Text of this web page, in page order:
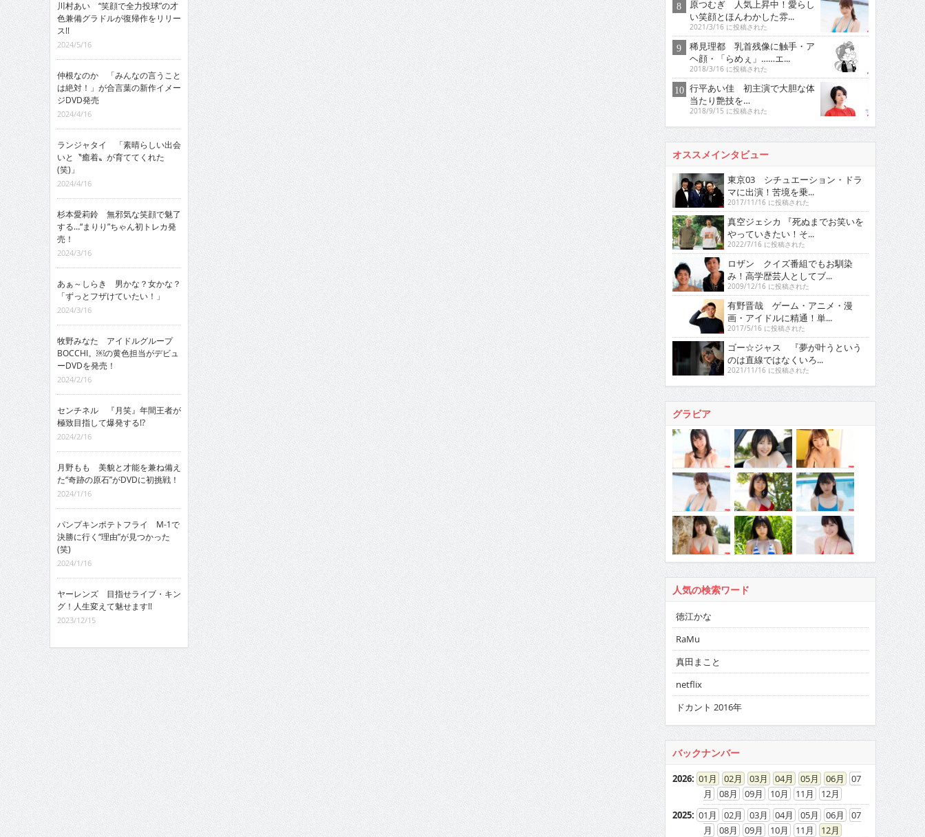
川村あい “笑顔で全力投球”の才
色兼備グラドルが復帰作をリリー
ス!!
2024/5/16
仲根なのか 「みんなの言うこと
は絶対！」が合言葉の新作イメー
ジDVD発売
2024/4/16
ランジャタイ 「素晴らしい出会
いと〝癒着〟が育ててくれた
(笑)」
2024/4/16
杉本愛莉鈴 無邪気な笑顔で魅了
する…“まりり”ちゃん初トレカ発
売！
2024/3/16
あぁ～しらき 男かな？女かな？
「ずっとフザけていたい！」
2024/3/16
牧野みなた アイドルグループ
BOCCHI。￼の黄色担当がデビュ
ーDVDを発売！
2024/2/16
センチネル 『月笑』年間王者が
極致目指して爆発する!?
2024/2/16
月野もも 美貌と才能を兼ね備え
た“奇跡の原石”がDVDに初挑戦！
2024/1/16
パンプキンポテトフライ M-1で
決勝に行く“理由”が見つかった
(笑)
2024/1/16
ヤーレンズ 目指せライブ・キン
グ！人生変えて魅せます!!
2023/12/15
原つむぎ 人気上昇中！愛らし
い笑顔とほんわかした雰...
2021/3/16 に投稿された
稀見理都 乳首残像に触手・ア
ヘ顔・「らめぇ」……エ...
2018/3/16 に投稿された
行平あい佳 初主演で大胆な体
当たり艶技を…
2018/9/15 に投稿された
オススメインタビュー
東京03 シチュエーション・ドラ
マに出演！苦境を乗...
2017/11/16 に投稿された
真空ジェシカ 『死ぬまでお笑いを
やっていきたい！そ...
2022/7/16 に投稿された
ロザン クイズ番組でもお馴染
み！高学歴芸人としてブ...
2009/12/16 に投稿された
有野晋哉 ゲーム・アニメ・漫
画・アイドルに精通！単...
2017/5/16 に投稿された
ゴー☆ジャス 『夢が叶うという
のは直線ではなくいろ...
2021/11/16 に投稿された
グラビア
人気の検索ワード
徳江かな
RaMu
真田まこと
netflix
ドカント 2016年
バックナンバー
2026: 01 02 03 04 05 06
07
08
09 10 11
12
2025: 01 02 03 04 05 06
07
08
09 10 11
12